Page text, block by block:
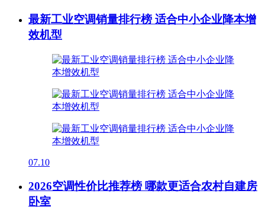
最新工业空调销量排行榜 适合中小企业降本增
效机型
07.10
2026空调性价比推荐榜 哪款更适合农村自建房
卧室